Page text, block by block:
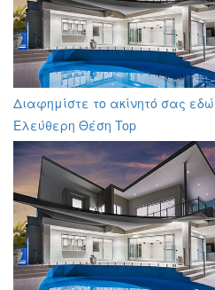
Διαφημίστε το ακίνητό σας εδώ
Ελεύθερη Θέση Top